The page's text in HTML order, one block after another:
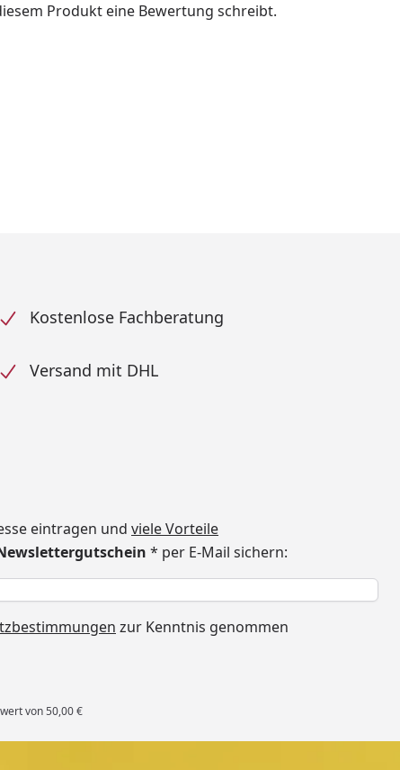
Produkt eine Bewertung schreibt.
Kostenlose Fachberatung
Versand mit DHL
eintragen und viele Vorteile
* per E-Mail sichern:
zur Kenntnis genommen
von 50,00 €